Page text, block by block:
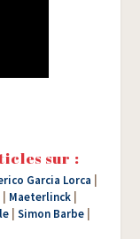
sur :
Garcia Lorca
Maeterlinck|
Simon Barbe